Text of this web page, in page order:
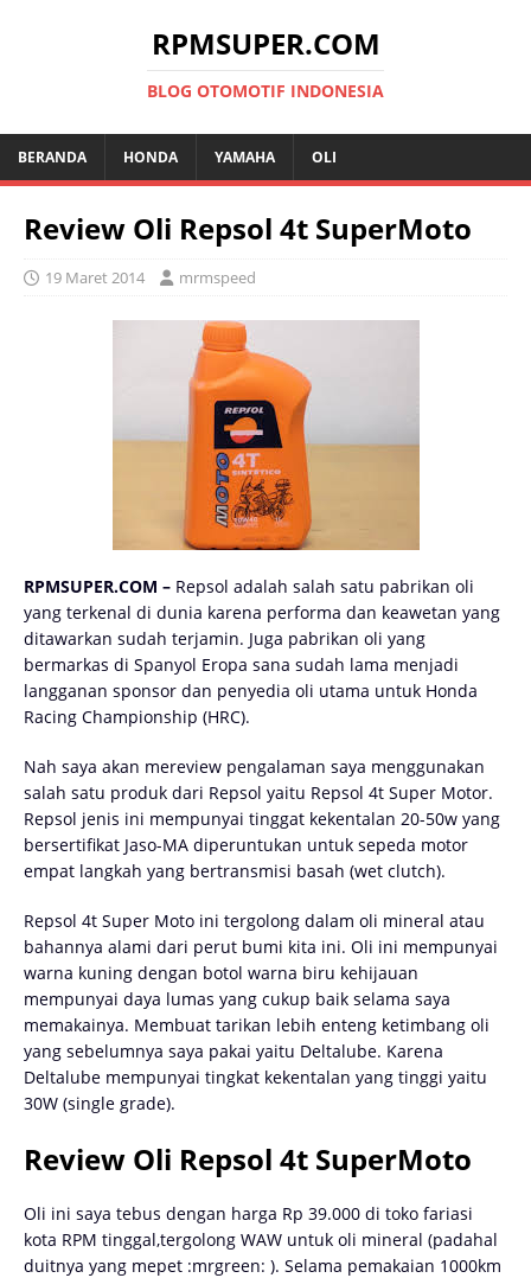
RPMSUPER.COM
BLOG OTOMOTIF INDONESIA
BERANDA HONDA YAMAHA OLI
Review Oli Repsol 4t SuperMoto
19 Maret 2014 mrmspeed
RPMSUPER.COM – Repsol adalah salah satu pabrikan oli
yang terkenal di dunia karena performa dan keawetan yang
ditawarkan sudah terjamin. Juga pabrikan oli yang
bermarkas di Spanyol Eropa sana sudah lama menjadi
langganan sponsor dan penyedia oli utama untuk Honda
Racing Championship (HRC).
Nah saya akan mereview pengalaman saya menggunakan
salah satu produk dari Repsol yaitu Repsol 4t Super Motor.
Repsol jenis ini mempunyai tinggat kekentalan 20-50w yang
bersertifikat Jaso-MA diperuntukan untuk sepeda motor
empat langkah yang bertransmisi basah (wet clutch).
Repsol 4t Super Moto ini tergolong dalam oli mineral atau
bahannya alami dari perut bumi kita ini. Oli ini mempunyai
warna kuning dengan botol warna biru kehijauan
mempunyai daya lumas yang cukup baik selama saya
memakainya. Membuat tarikan lebih enteng ketimbang oli
yang sebelumnya saya pakai yaitu Deltalube. Karena
Deltalube mempunyai tingkat kekentalan yang tinggi yaitu
30W (single grade).
Review Oli Repsol 4t SuperMoto
Oli ini saya tebus dengan harga Rp 39.000 di toko fariasi
kota RPM tinggal,tergolong WAW untuk oli mineral (padahal
duitnya yang mepet :mrgreen: ). Selama pemakaian 1000km